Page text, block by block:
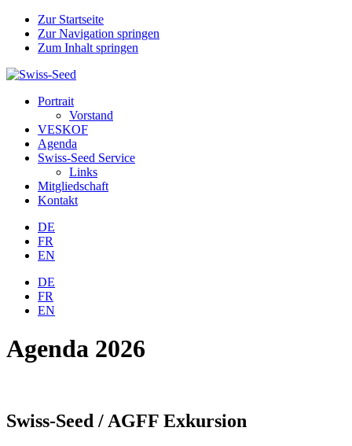
Zur Startseite
Zur Navigation springen
Zum Inhalt springen
Portrait
Vorstand
VESKOF
Agenda
Swiss-Seed Service
Links
Mitgliedschaft
Kontakt
DE
FR
EN
DE
FR
EN
Agenda 2026
Swiss-Seed / AGFF Exkursion